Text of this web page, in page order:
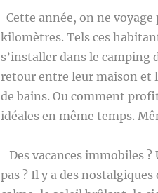
Cette année, on ne
kilomètres. Tels ces
s’installer dans le camping
retour entre leur maison et
de bains. Ou comment
idéales en même temps.
Des vacances immobiles
pas ? Il y a des